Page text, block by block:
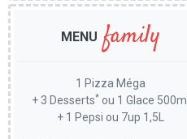
MENU family
1 Pizza Méga
+ 3 Desserts*ou 1 Glace 500ml
+ 1 Pepsi ou 7up 1,5L